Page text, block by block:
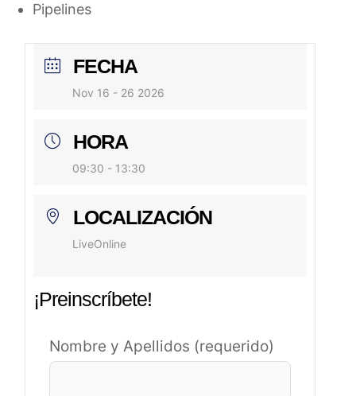
Pipelines
FECHA
Nov 16 - 26 2026
HORA
09:30 - 13:30
LOCALIZACIÓN
LiveOnline
¡Preinscríbete!
Nombre y Apellidos (requerido)